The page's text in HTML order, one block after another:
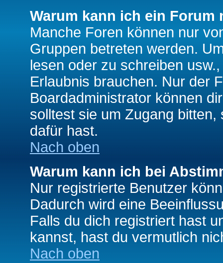
Warum kann ich ein Forum
Manche Foren können nur
Gruppen betreten werden.
lesen oder zu schreiben
Erlaubnis brauchen. Nur der
Boardadministrator können
solltest sie um Zugang
dafür hast.
Nach oben
Warum kann ich bei
Nur registrierte Benutzer
Dadurch wird eine
Falls du dich registriert hast
kannst, hast du vermutlich
Nach oben